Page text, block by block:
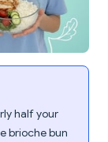
half your
brioche bun